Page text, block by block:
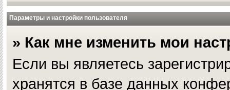
Параметры и настройки пользователя
» Как мне изменить мои
Если вы являетесь
хранятся в базе данных